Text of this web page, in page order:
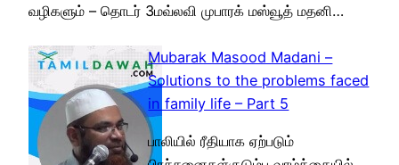
வழிகளும் – தொடர் 3மவ்லவி முபாரக் மஸ்வூத் மதனி…
Mubarak Masood Madani –
Solutions to the problems faced
in family life – Part 5
பாலியில் ரீதியாக ஏற்படும்